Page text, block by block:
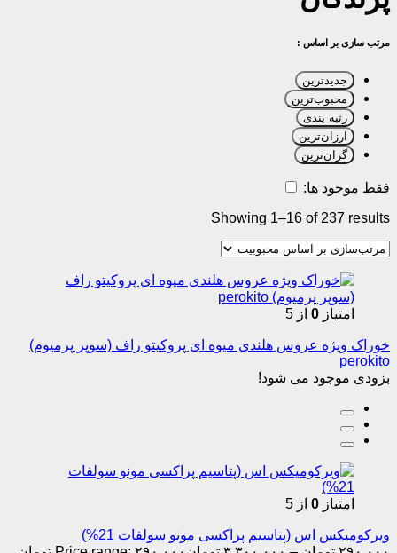
مرتب سازی بر اساس :
جدیدترین
محبوب‌ترین
رتبه بندی
ارزان‌ترین
گران‌ترین
فقط موجود ها:
Showing 1–16 of 237 results
امتیاز 0 از 5
خوراک ویژه عروس هلندی میوه ای پروکیتو راف (سوپر پرمیوم)
perokito
بزودی موجود می شود!
امتیاز 0 از 5
ویرکومیکس اس (پتاسیم پراکسی مونو سولفات 21%)